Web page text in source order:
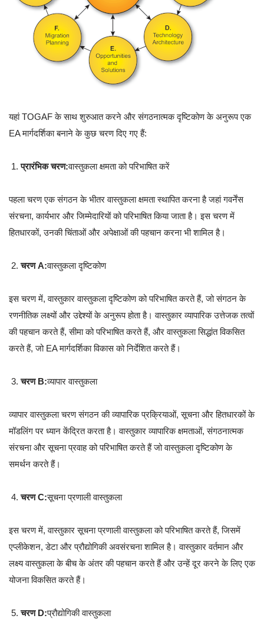
यहां TOGAF के साथ शुरुआत करने और संगठनात्मक दृष्टिकोण के अनुरूप एक
EA मार्गदर्शिका बनाने के कुछ चरण दिए गए हैं:
प्रारंभिक चरण:वास्तुकला क्षमता को परिभाषित करें
पहला चरण एक संगठन के भीतर वास्तुकला क्षमता स्थापित करना है जहां गवर्नेंस
संरचना, कार्यभार और जिम्मेदारियों को परिभाषित किया जाता है। इस चरण में
हितधारकों, उनकी चिंताओं और अपेक्षाओं की पहचान करना भी शामिल है।
चरण A:वास्तुकला दृष्टिकोण
इस चरण में, वास्तुकार वास्तुकला दृष्टिकोण को परिभाषित करते हैं, जो संगठन के
रणनीतिक लक्ष्यों और उद्देश्यों के अनुरूप होता है। वास्तुकार व्यापारिक उत्तेजक तत्वों
की पहचान करते हैं, सीमा को परिभाषित करते हैं, और वास्तुकला सिद्धांत विकसित
करते हैं, जो EA मार्गदर्शिका विकास को निर्देशित करते हैं।
चरण B:व्यापार वास्तुकला
व्यापार वास्तुकला चरण संगठन की व्यापारिक प्रक्रियाओं, सूचना और हितधारकों के
मॉडलिंग पर ध्यान केंद्रित करता है। वास्तुकार व्यापारिक क्षमताओं, संगठनात्मक
संरचना और सूचना प्रवाह को परिभाषित करते हैं जो वास्तुकला दृष्टिकोण के
समर्थन करते हैं।
चरण C:सूचना प्रणाली वास्तुकला
इस चरण में, वास्तुकार सूचना प्रणाली वास्तुकला को परिभाषित करते हैं, जिसमें
एप्लीकेशन, डेटा और प्रौद्योगिकी अवसंरचना शामिल है। वास्तुकार वर्तमान और
लक्ष्य वास्तुकला के बीच के अंतर की पहचान करते हैं और उन्हें दूर करने के लिए एक
योजना विकसित करते हैं।
चरण D:प्रौद्योगिकी वास्तुकला